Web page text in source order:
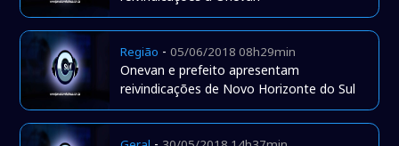
Região -05/06/2018 08h29min
Onevan e prefeito apresentam
reivindicações de Novo Horizonte do Sul